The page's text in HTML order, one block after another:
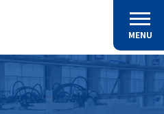
MENU